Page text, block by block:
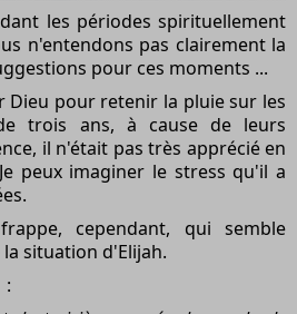
les périodes spirituellement
n'entendons pas clairement la
pour ces moments ...
Dieu pour retenir la pluie sur les
trois ans, à cause de leurs
il n'était pas très apprécié en
peux imaginer le stress qu'il a
cependant, qui semble
situation d'Elijah.
: